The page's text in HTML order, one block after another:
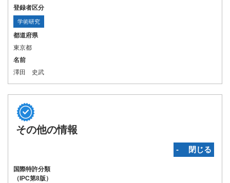
登録者区分
学術研究
都道府県
東京都
名前
澤田 史武
その他の情報
‐ 閉じる
国際特許分類
（IPC第8版）